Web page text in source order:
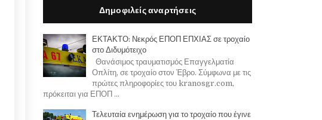
Δημοφιλείς αναρτήσεις
ΕΚΤΑΚΤΟ: Νεκρός ΕΠΟΠ ΕΠΧΙΑΣ σε τροχαίο
στο Διδυμότειχο
Θανάσιμος τραυματισμός Επαγγελματία
Οπλίτη, σε τροχαίο στον Έβρο. Σύμφωνα με τις
πρώτες πληροφορίες του kranosgr.com,
πρόκειται για ΕΠΟΠ ...
Τελευταία ενημέρωση για το τροχαίο που έγινε